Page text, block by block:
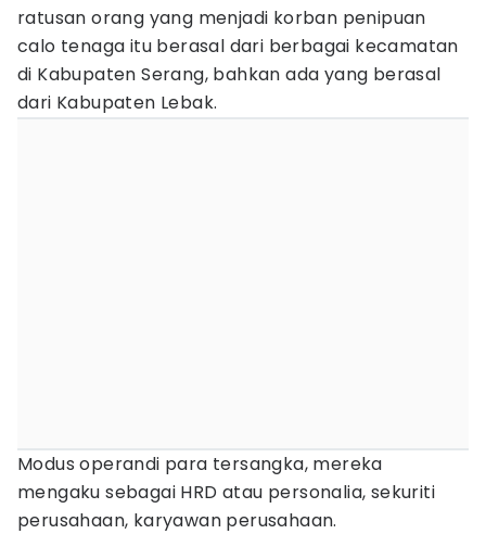
ratusan orang yang menjadi korban penipuan
calo tenaga itu berasal dari berbagai kecamatan
di Kabupaten Serang, bahkan ada yang berasal
dari Kabupaten Lebak.
Modus operandi para tersangka, mereka
mengaku sebagai HRD atau personalia, sekuriti
perusahaan, karyawan perusahaan.